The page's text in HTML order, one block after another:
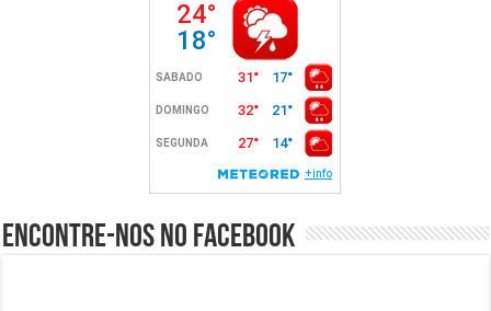
Encontre-nos no Facebook